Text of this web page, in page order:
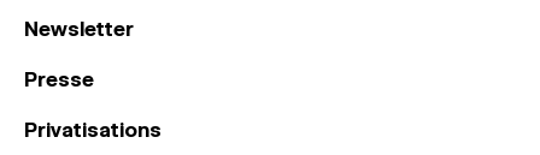
Newsletter
Presse
Privatisations